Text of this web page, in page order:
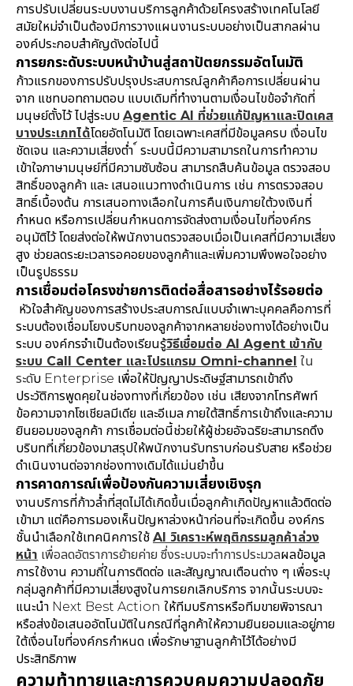
การปรับเปลี่ยนระบบงานบริการลูกค้าด้วยโครงสร้างเทคโนโลยี
สมัยใหม่จำเป็นต้องมีการวางแผนงานระบบอย่างเป็นสากลผ่าน
องค์ประกอบสำคัญดังต่อไปนี้
การยกระดับระบบหน้าบ้านสู่สถาปัตยกรรมอัตโนมัติ
ก้าวแรกของการปรับปรุงประสบการณ์ลูกค้าคือการเปลี่ยนผ่าน
จาก แชทบอทถามตอบ แบบเดิมที่ทำงานตามเงื่อนไขข้อจำกัดที่
มนุษย์ตั้งไว้ ไปสู่ระบบ Agentic AI ที่ช่วยแก้ปัญหาและปิดเคส
บางประเภทได้โดยอัตโนมัติ โดยเฉพาะเคสที่มีข้อมูลครบ เงื่อนไข
ชัดเจน และความเสี่ยงต่ำ ์ ระบบนี้มีความสามารถในการทำความ
เข้าใจภาษามนุษย์ที่มีความซับซ้อน สามารถสืบค้นข้อมูล ตรวจสอบ
สิทธิ์ของลูกค้า และ เสนอแนวทางดำเนินการ เช่น การตรวจสอบ
สิทธิ์เบื้องต้น การเสนอทางเลือกในการคืนเงินภายใต้วงเงินที่
กำหนด หรือการเปลี่ยนกำหนดการจัดส่งตามเงื่อนไขที่องค์กร
อนุมัติไว้ โดยส่งต่อให้พนักงานตรวจสอบเมื่อเป็นเคสที่มีความเสี่ยง
สูง ช่วยลดระยะเวลารอคอยของลูกค้าและเพิ่มความพึงพอใจอย่าง
เป็นรูปธรรม
การเชื่อมต่อโครงข่ายการติดต่อสื่อสารอย่างไร้รอยต่อ
หัวใจสำคัญของการสร้างประสบการณ์แบบจำเพาะบุคคลคือการที่
ระบบต้องเชื่อมโยงบริบทของลูกค้าจากหลายช่องทางได้อย่างเป็น
ระบบ องค์กรจำเป็นต้องเรียนรู้วิธีเชื่อมต่อ AI Agent เข้ากับ
ระบบ Call Center และโปรแกรม Omni-channel ใน
ระดับ Enterprise เพื่อให้ปัญญาประดิษฐ์สามารถเข้าถึง
ประวัติการพูดคุยในช่องทางที่เกี่ยวข้อง เช่น เสียงจากโทรศัพท์
ข้อความจากโซเชียลมีเดีย และอีเมล ภายใต้สิทธิ์การเข้าถึงและความ
ยินยอมของลูกค้า การเชื่อมต่อนี้ช่วยให้ผู้ช่วยอัจฉริยะสามารถดึง
บริบทที่เกี่ยวข้องมาสรุปให้พนักงานรับทราบก่อนรับสาย หรือช่วย
ดำเนินงานต่อจากช่องทางเดิมได้แม่นยำขึ้น
การคาดการณ์เพื่อป้องกันความเสี่ยงเชิงรุก
งานบริการที่ก้าวล้ำที่สุดไม่ได้เกิดขึ้นเมื่อลูกค้าเกิดปัญหาแล้วติดต่อ
เข้ามา แต่คือการมองเห็นปัญหาล่วงหน้าก่อนที่จะเกิดขึ้น องค์กร
ชั้นนำเลือกใช้เทคนิคการใช้ AI วิเคราะห์พฤติกรรมลูกค้าล่วง
หน้า เพื่อลดอัตราการย้ายค่าย ซึ่งระบบจะทำการประมวลผลข้อมูล
การใช้งาน ความถี่ในการติดต่อ และสัญญาณเตือนต่าง ๆ เพื่อระบุ
กลุ่มลูกค้าที่มีความเสี่ยงสูงในการยกเลิกบริการ จากนั้นระบบจะ
แนะนำ Next Best Action ให้ทีมบริการหรือทีมขายพิจารณา
หรือส่งข้อเสนออัตโนมัติในกรณีที่ลูกค้าให้ความยินยอมและอยู่ภาย
ใต้เงื่อนไขที่องค์กรกำหนด เพื่อรักษาฐานลูกค้าไว้ได้อย่างมี
ประสิทธิภาพ
ความท้าทายและการควบคุมความปลอดภัย